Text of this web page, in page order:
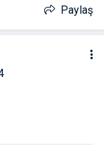
Paylaş